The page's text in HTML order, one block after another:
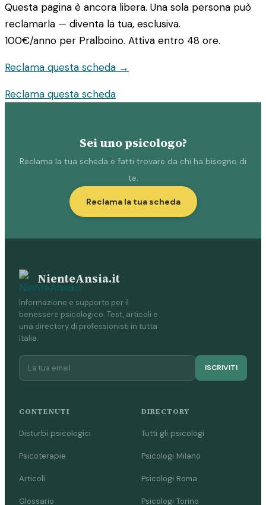
Questa pagina è ancora libera. Una sola persona può
reclamarla — diventa la tua, esclusiva.
100€/anno per Pralboino. Attiva entro 48 ore.
Reclama questa scheda →
Reclama questa scheda
Sei uno psicologo?
Reclama la tua scheda e fatti trovare da chi ha bisogno di
te.
Reclama la tua scheda
NienteAnsia.it
Informazione e supporto per il
benessere psicologico. Test, articoli e
una directory di professionisti in tutta
Italia.
ISCRIVITI
CONTENUTI
Disturbi psicologici
Psicoterapie
Articoli
Glossario
DIRECTORY
Tutti gli psicologi
Psicologi Milano
Psicologi Roma
Psicologi Torino